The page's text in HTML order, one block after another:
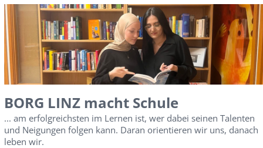
BORG LINZ macht Schule
... am erfolgreichsten im Lernen ist, wer dabei seinen Talenten
und Neigungen folgen kann. Daran orientieren wir uns, danach
leben wir.